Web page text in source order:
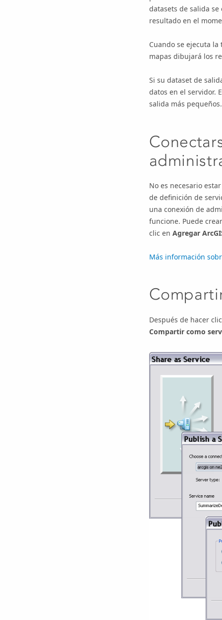
datasets de salida
resultado en el
Cuando se ejecuta
mapas dibujará los
Si su dataset de
datos en el servidor.
salida más pequeños.
No es necesario
de definición de
una conexión de
funcione. Puede
clic en Agregar
Más información
Después de hacer
Compartir como